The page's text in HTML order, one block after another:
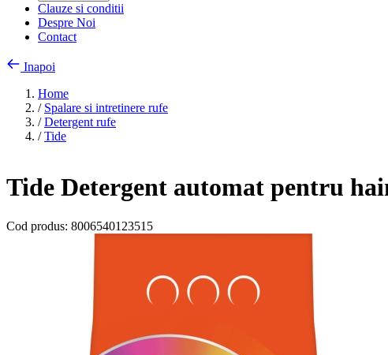
Clauze si conditii
Despre Noi
Contact
Inapoi
Home
/ Spalare si intretinere rufe
/ Detergent rufe
/ Tide
Tide Detergent automat pentru
Cod produs: 8006540123515